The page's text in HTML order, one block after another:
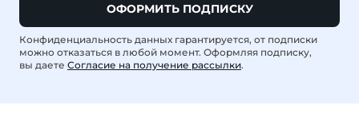
ОФОРМИТЬ ПОДПИСКУ
Конфиденциальность данных гарантируется, от подписки
можно отказаться в любой момент. Оформляя подписку,
вы даете Согласие на получение рассылки.